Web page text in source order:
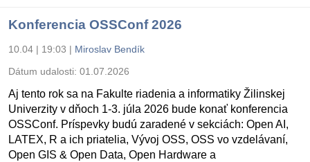
Konferencia OSSConf 2026
10.04 | 19:03 | Miroslav Bendík
Dátum udalosti: 01.07.2026
Aj tento rok sa na Fakulte riadenia a informatiky Žilinskej
Univerzity v dňoch 1-3. júla 2026 bude konať konferencia
OSSConf. Príspevky budú zaradené v sekciách: Open AI,
LATEX, R a ich priatelia, Vývoj OSS, OSS vo vzdelávaní,
Open GIS & Open Data, Open Hardware a